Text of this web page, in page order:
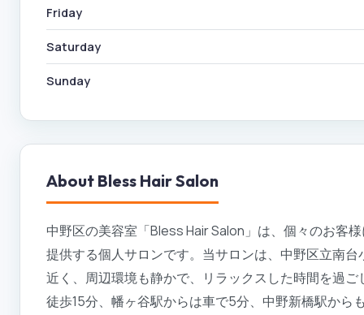
Friday
Saturday
Sunday
About Bless Hair Salon
中野区の美容室「Bless Hair Salon」は、個々のお客
提供する個人サロンです。当サロンは、中野区立南
近く、周辺環境も静かで、リラックスした時間を過
徒歩15分、幡ヶ谷駅からは車で5分、中野新橋駅から